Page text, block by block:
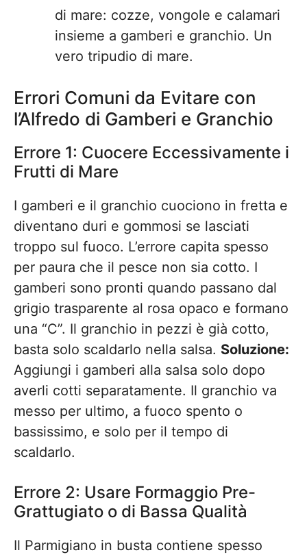
di mare: cozze, vongole e calamari
insieme a gamberi e granchio. Un
vero tripudio di mare.
Errori Comuni da Evitare con
l’Alfredo di Gamberi e Granchio
Errore 1: Cuocere Eccessivamente i
Frutti di Mare
I gamberi e il granchio cuociono in fretta e
diventano duri e gommosi se lasciati
troppo sul fuoco. L’errore capita spesso
per paura che il pesce non sia cotto. I
gamberi sono pronti quando passano dal
grigio trasparente al rosa opaco e formano
una “C”. Il granchio in pezzi è già cotto,
basta solo scaldarlo nella salsa. Soluzione:
Aggiungi i gamberi alla salsa solo dopo
averli cotti separatamente. Il granchio va
messo per ultimo, a fuoco spento o
bassissimo, e solo per il tempo di
scaldarlo.
Errore 2: Usare Formaggio Pre-
Grattugiato o di Bassa Qualità
Il Parmigiano in busta contiene spesso